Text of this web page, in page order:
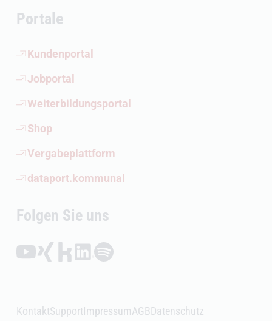
Portale
Kundenportal
(Öffnet externen Link)
Jobportal
(Öffnet externen Link)
Weiterbildungsportal
(Öffnet externen Link)
Shop
(Öffnet externen Link)
Vergabeplattform
(Öffnet externen Link)
dataport.kommunal
(Öffnet externen Link)
Folgen Sie uns
Folgen auf YouTube (Öffnet externen Link)
Folgen auf Xing (Öffnet externen Link)
Folgen auf Kununu (Öffnet externen Link)
Folgen auf LinkedIn (Öffnet externen Link)
Folgen auf Spotify (Öffnet externen Link)
KontaktSupportImpressumAGBDatenschutz